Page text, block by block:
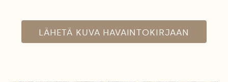
LÄHETÄ KUVA HAVAINTOKIRJAAN